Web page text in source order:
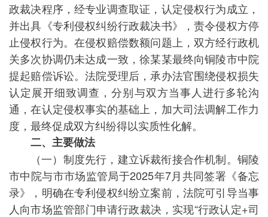
政裁决程序，经专业调查取证，认定侵权行为成立，
并出具《专利侵权纠纷行政裁决书》，责令侵权方停
止侵权行为。在侵权赔偿数额问题上，双方经行政机
关多次协调仍未达成一致，徐某某最终向铜陵市中院
提起赔偿诉讼。法院受理后，承办法官围绕侵权损失
认定展开细致调查，分别与双方当事人进行多轮沟
通，在认定侵权事实的基础上，加大司法调解工作力
度，最终促成双方纠纷得以实质性化解。
二、主要做法
（一）制度先行，建立诉裁衔接合作机制。铜陵
市中院与市市场监管局于2025年7月共同签署《备忘
录》，明确在专利侵权纠纷立案前，法院可引导当事
人向市场监管部门申请行政裁决，实现“行政认定+司